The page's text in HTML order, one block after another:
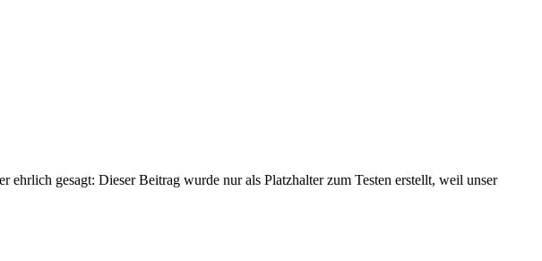
gesagt: Dieser Beitrag wurde nur als Platz­hal­ter zum Testen erstellt, weil unser